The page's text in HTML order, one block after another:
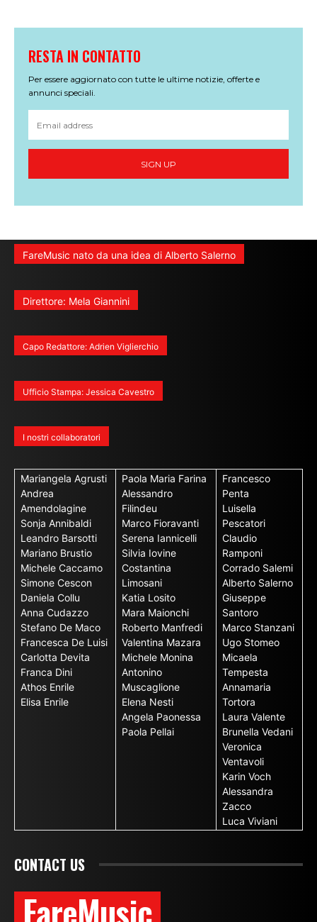
RESTA IN CONTATTO
Per essere aggiornato con tutte le ultime notizie, offerte e
annunci speciali.
SIGN UP
FareMusic nato da una idea di Alberto Salerno
Direttore: Mela Giannini
Capo Redattore: Adrien Viglierchio
Ufficio Stampa: Jessica Cavestro
I nostri collaboratori
Mariangela Agrusti
Andrea
Amendolagine
Sonja Annibaldi
Leandro Barsotti
Mariano Brustio
Michele Caccamo
Simone Cescon
Daniela Collu
Anna Cudazzo
Stefano De Maco
Francesca De Luisi
Carlotta Devita
Franca Dini
Athos Enrile
Elisa Enrile
Paola Maria Farina
Alessandro
Filindeu
Marco Fioravanti
Serena Iannicelli
Silvia Iovine
Costantina
Limosani
Katia Losito
Mara Maionchi
Roberto Manfredi
Valentina Mazara
Michele Monina
Antonino
Muscaglione
Elena Nesti
Angela Paonessa
Paola Pellai
Francesco
Penta
Luisella
Pescatori
Claudio
Ramponi
Corrado Salemi
Alberto Salerno
Giuseppe
Santoro
Marco Stanzani
Ugo Stomeo
Micaela
Tempesta
Annamaria
Tortora
Laura Valente
Brunella Vedani
Veronica
Ventavoli
Karin Voch
Alessandra
Zacco
Luca Viviani
CONTACT US
FareMusic